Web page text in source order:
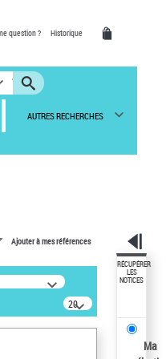
question ? Historique
AUTRES RECHERCHES
Ajouter à mes références
20
résultats/page
RÉCUPÉRER
LES
NOTICES
Ma